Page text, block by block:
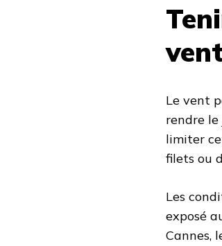
Le vent
rendre
limiter
filets ou
Les
exposé
Cannes,